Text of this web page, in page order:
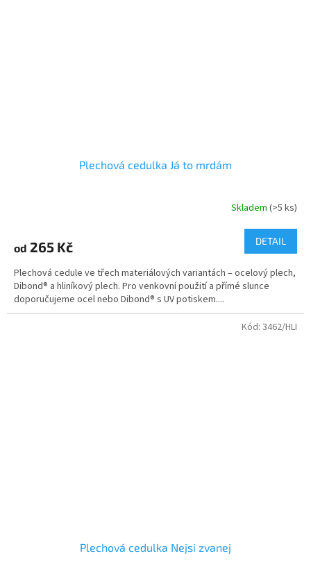
Plechová cedulka Já to mrdám
Skladem (>5 ks)
od 265 Kč DETAIL
Plechová cedule ve třech materiálových variantách – ocelový plech,
Dibond® a hliníkový plech. Pro venkovní použití a přímé slunce
doporučujeme ocel nebo Dibond® s UV potiskem....
Plechová cedulka Nejsi zvanej
Kód: 3462/HLI